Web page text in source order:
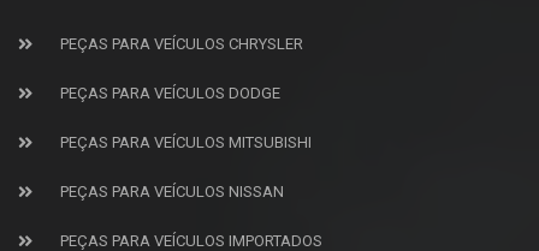
PEÇAS PARA VEÍCULOS CHRYSLER
PEÇAS PARA VEÍCULOS DODGE
PEÇAS PARA VEÍCULOS MITSUBISHI
PEÇAS PARA VEÍCULOS NISSAN
PEÇAS PARA VEÍCULOS IMPORTADOS